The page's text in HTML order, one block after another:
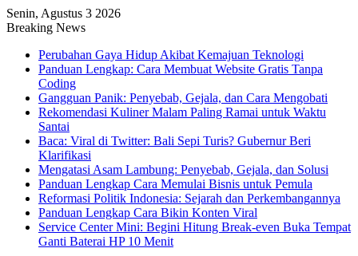
Senin, Agustus 3 2026
Breaking News
Perubahan Gaya Hidup Akibat Kemajuan Teknologi
Panduan Lengkap: Cara Membuat Website Gratis Tanpa
Coding
Gangguan Panik: Penyebab, Gejala, dan Cara Mengobati
Rekomendasi Kuliner Malam Paling Ramai untuk Waktu
Santai
Baca: Viral di Twitter: Bali Sepi Turis? Gubernur Beri
Klarifikasi
Mengatasi Asam Lambung: Penyebab, Gejala, dan Solusi
Panduan Lengkap Cara Memulai Bisnis untuk Pemula
Reformasi Politik Indonesia: Sejarah dan Perkembangannya
Panduan Lengkap Cara Bikin Konten Viral
Service Center Mini: Begini Hitung Break-even Buka Tempat
Ganti Baterai HP 10 Menit